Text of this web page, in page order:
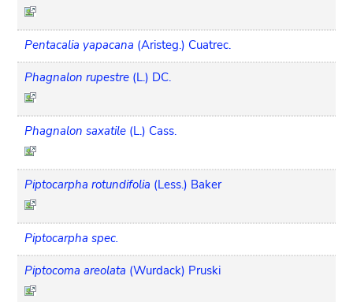
Pentacalia yapacana (Aristeg.) Cuatrec.
Phagnalon rupestre (L.) DC.
Phagnalon saxatile (L.) Cass.
Piptocarpha rotundifolia (Less.) Baker
Piptocarpha spec.
Piptocoma areolata (Wurdack) Pruski